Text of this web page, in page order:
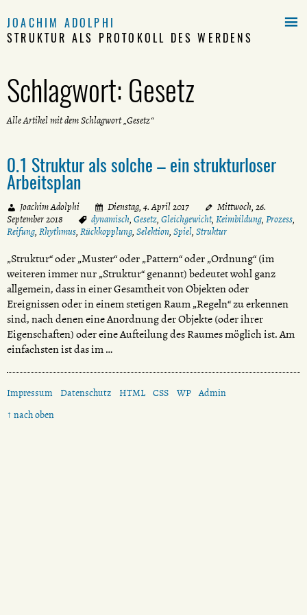
JOACHIM ADOLPHI
STRUKTUR ALS PROTOKOLL DES WERDENS
Schlagwort:Gesetz
Alle Artikel mit dem Schlagwort „Gesetz“
0.1 Struktur als solche – ein strukturloser
Arbeitsplan
Joachim Adolphi Dienstag, 4. April 2017
Mittwoch, 26.
September 2018
dynamisch, Gesetz, Gleichgewicht, Keimbildung, Prozess,
Reifung, Rhythmus, Rückkopplung, Selektion, Spiel, Struktur
„Struktur“ oder „Muster“ oder „Pattern“ oder „Ordnung“ (im
weiteren immer nur „Struktur“ genannt) bedeutet wohl ganz
allgemein, dass in einer Gesamtheit von Objekten oder
Ereignissen oder in einem stetigen Raum „Regeln“ zu erkennen
sind, nach denen eine Anordnung der Objekte (oder ihrer
Eigenschaften) oder eine Aufteilung des Raumes möglich ist. Am
einfachsten ist das im …

Impressum Datenschutz HTML CSS WP Admin
↑ nach oben